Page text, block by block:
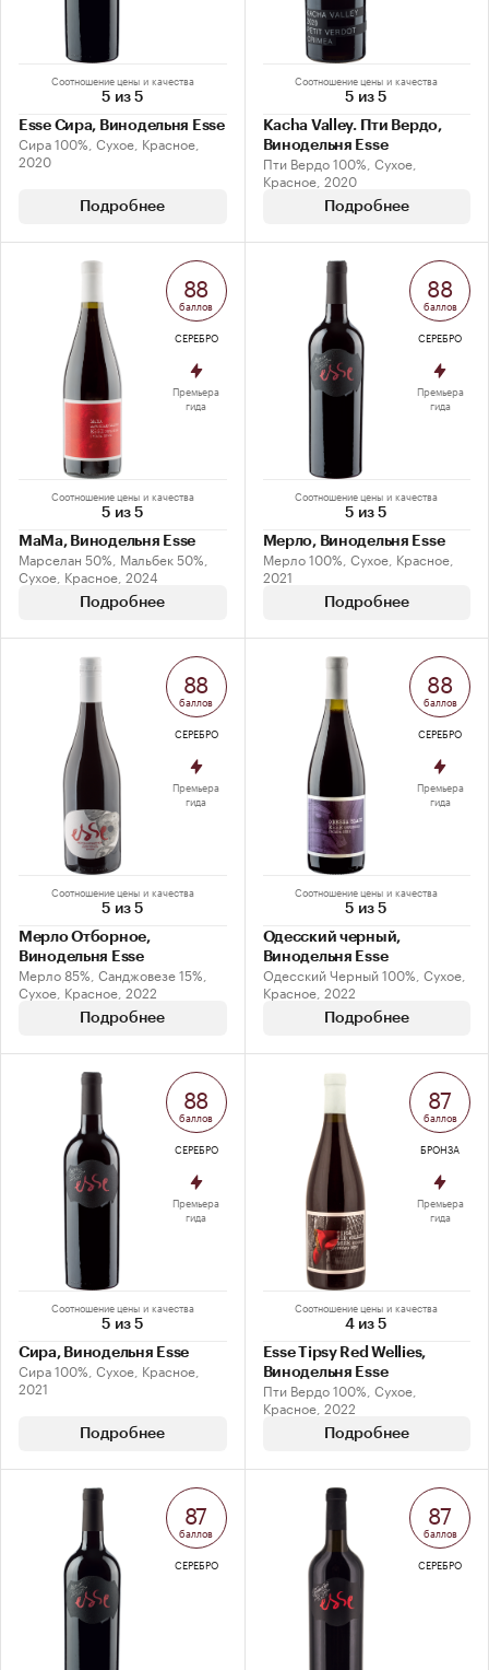
Соотношение цены и качества
5 из 5
Esse Сира, Винодельня Esse
Сира 100%, Сухое, Красное,
2020
Подробнее
Соотношение цены и качества
5 из 5
Kacha Valley. Пти Вердо,
Винодельня Esse
Пти Вердо 100%, Сухое,
Красное, 2020
Подробнее
Соотношение цены и качества
5 из 5
МаМа, Винодельня Esse
Марселан 50%, Мальбек 50%,
Сухое, Красное, 2024
Подробнее
88
баллов
СЕРЕБРО
Премьера
гида
Соотношение цены и качества
5 из 5
Мерло, Винодельня Esse
Мерло 100%, Сухое, Красное,
2021
Подробнее
88
баллов
СЕРЕБРО
Премьера
гида
Соотношение цены и качества
5 из 5
Мерло Отборное,
Винодельня Esse
Мерло 85%, Санджовезе 15%,
Сухое, Красное, 2022
Подробнее
88
баллов
СЕРЕБРО
Премьера
гида
Соотношение цены и качества
5 из 5
Одесский черный,
Винодельня Esse
Одесский Черный 100%, Сухое,
Красное, 2022
Подробнее
88
баллов
СЕРЕБРО
Премьера
гида
Соотношение цены и качества
5 из 5
Сира, Винодельня Esse
Сира 100%, Сухое, Красное,
2021
Подробнее
88
баллов
СЕРЕБРО
Премьера
гида
Соотношение цены и качества
4 из 5
Esse Tipsy Red Wellies,
Винодельня Esse
Пти Вердо 100%, Сухое,
Красное, 2022
Подробнее
87
баллов
БРОНЗА
Премьера
гида
87
баллов
СЕРЕБРО
87
баллов
СЕРЕБРО